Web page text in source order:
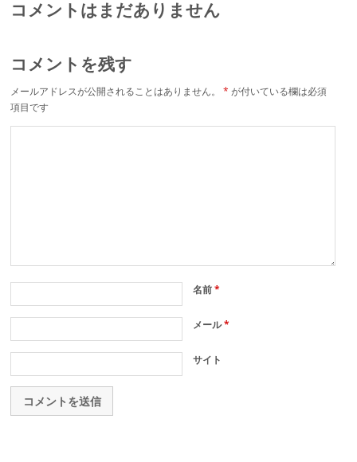
コメントはまだありません
コメントを残す
メールアドレスが公開されることはありません。 * が付いている欄は必須
項目です
名前*
メール*
サイト